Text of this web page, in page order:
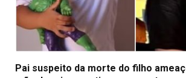
Pai suspeito da morte do filho